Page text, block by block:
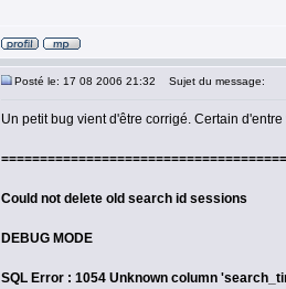
Posté le: 17 08 2006 21:32 Sujet du message:
Un petit bug vient d'être corrigé. Certain
=====================================
Could not delete old search id sessions
DEBUG MODE
SQL Error : 1054 Unknown column